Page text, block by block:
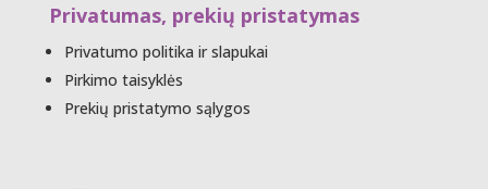
Privatumas, prekių pristatymas
Privatumo politika ir slapukai
Pirkimo taisyklės
Prekių pristatymo sąlygos